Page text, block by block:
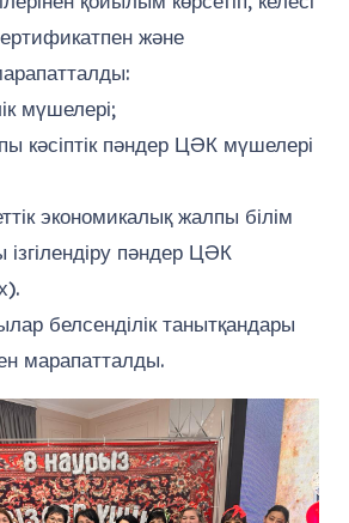
және
мүшелері;
кәсіптік пәндер ЦӘК мүшелері
экономикалық жалпы білім
пәндер ЦӘК
белсенділік танытқандары
марапатталды.